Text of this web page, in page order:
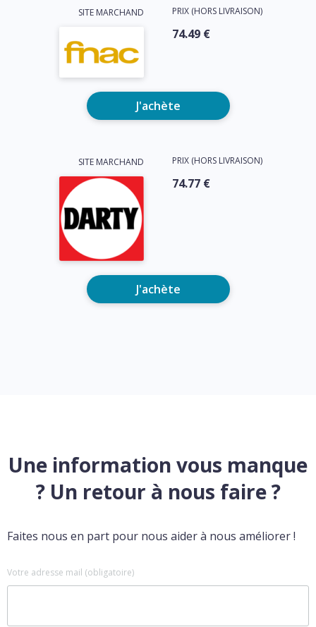
SITE MARCHAND PRIX (HORS LIVRAISON)
74.49 €
J'achète
SITE MARCHAND PRIX (HORS LIVRAISON)
74.77 €
J'achète
Une information vous manque
? Un retour à nous faire ?
Faites nous en part pour nous aider à nous améliorer !
Votre adresse mail (obligatoire)